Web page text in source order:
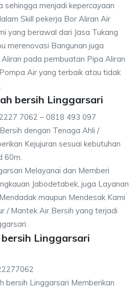
sehingga menjadi kepercayaan
Skill pekerja Bor Aliran Air
yang berawal dari Jasa Tukang
merenovasi Bangunan juga
pada pembuatan Pipa Aliran
Air yang terbaik atau tidak
bersih Linggarsari
7062 – 0818 493 097
dengan Tenaga Ahli /
Kejujuran sesuai kebutuhan
60m.
Melayanai dan Memberi
Jabodetabek, juga Layanan
maupun Mendesak Kami
/ Mantek Air Bersih yang terjadi
Linggarsari
bersih Linggarsari Memberikan